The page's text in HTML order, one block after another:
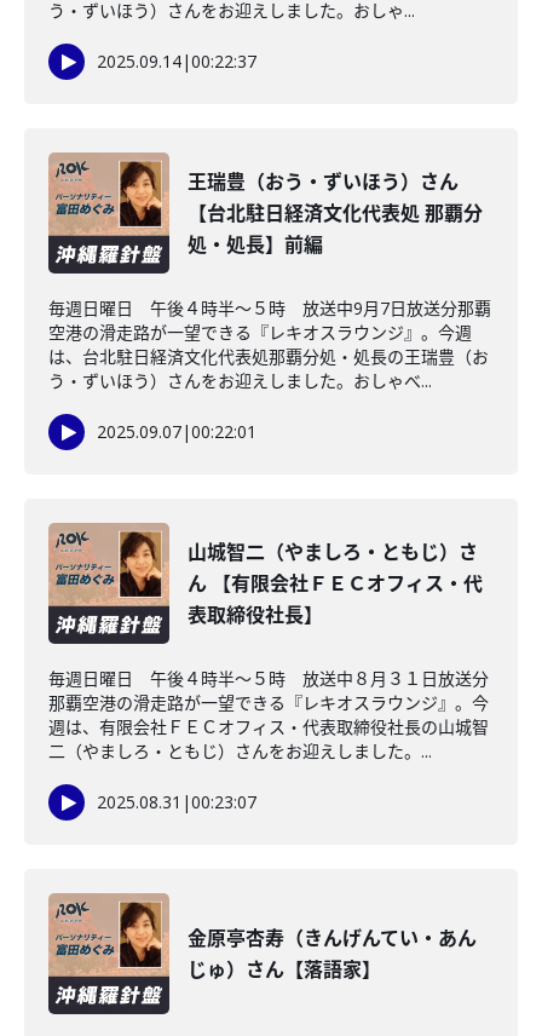
う・ずいほう）さんをお迎えしました。おしゃ...
2025.09.14|00:22:37
王瑞豊（おう・ずいほう）さん
【台北駐日経済文化代表処 那覇分
処・処長】前編
毎週日曜日 午後４時半～５時 放送中9月7日放送分那覇
空港の滑走路が一望できる『レキオスラウンジ』。今週
は、台北駐日経済文化代表処那覇分処・処長の王瑞豊（お
う・ずいほう）さんをお迎えしました。おしゃべ...
2025.09.07|00:22:01
山城智二（やましろ・ともじ）さ
ん 【有限会社ＦＥＣオフィス・代
表取締役社長】
毎週日曜日 午後４時半～５時 放送中８月３１日放送分
那覇空港の滑走路が一望できる『レキオスラウンジ』。今
週は、有限会社ＦＥＣオフィス・代表取締役社長の山城智
二（やましろ・ともじ）さんをお迎えしました。...
2025.08.31 |00:23:07
金原亭杏寿（きんげんてい・あん
じゅ）さん【落語家】